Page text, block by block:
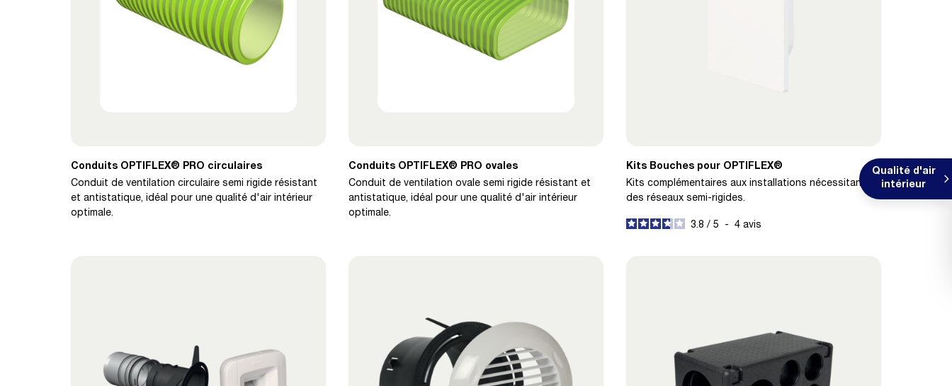
Qualité d'air
intérieur
Conduits OPTIFLEX® PRO circulaires
Conduit de ventilation circulaire semi rigide résistant
et antistatique, idéal pour une qualité d'air intérieur
optimale.
Conduits OPTIFLEX® PRO ovales
Conduit de ventilation ovale semi rigide résistant et
antistatique, idéal pour une qualité d'air intérieur
optimale.
Kits Bouches pour OPTIFLEX®
Kits complémentaires aux installations nécessitant
des réseaux semi-rigides.
3.8 / 5 - 4 avis